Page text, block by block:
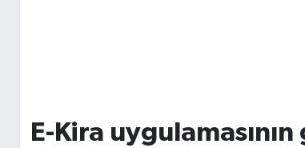
E-Kira